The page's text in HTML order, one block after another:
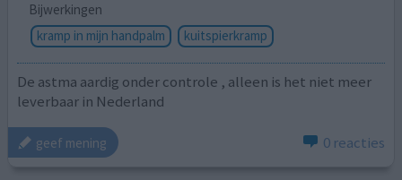
Bijwerkingen
kramp in mijn handpalm
kuitspierkramp
De astma aardig onder controle , alleen is het niet meer
leverbaar in Nederland
geef mening 0 reacties